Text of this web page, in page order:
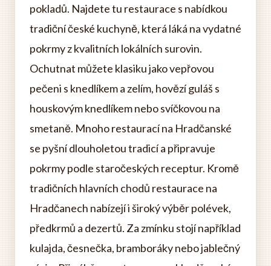
pokladů. Najdete tu restaurace s nabídkou
tradiční české kuchyně, která láká na vydatné
pokrmy z kvalitních lokálních surovin.
Ochutnat můžete klasiku jako vepřovou
pečeni s knedlíkem a zelím, hovězí guláš s
houskovým knedlíkem nebo svíčkovou na
smetaně. Mnoho restaurací na Hradčanské
se pyšní dlouholetou tradicí a připravuje
pokrmy podle staročeských receptur. Kromě
tradičních hlavních chodů restaurace na
Hradčanech nabízejí i široký výběr polévek,
předkrmů a dezertů. Za zmínku stojí například
kulajda, česnečka, bramboráky nebo jablečný